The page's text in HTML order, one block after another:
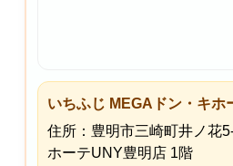
いちふじ MEGAドン・キホ
住所：豊明市三崎町井ノ花
ホーテUNY豊明店 1階